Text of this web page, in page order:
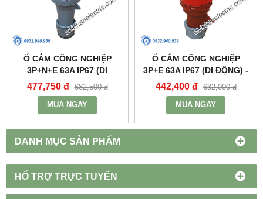
DANH MỤC SẢN PHẨM
HỔ TRỢ TRỰC TUYẾN
Ổ CẮM CÔNG NGHIỆP
3P+N+E 63A IP67 (DI
ĐỘNG) - MPN2352 - MPE
477,750 đ 682,500 đ
MUA NGAY
Ổ CẮM CÔNG NGHIỆP
3P+E 63A IP67 (DI ĐỘNG) -
MPN2342 - MPE
442,400 đ 632,000 đ
MUA NGAY